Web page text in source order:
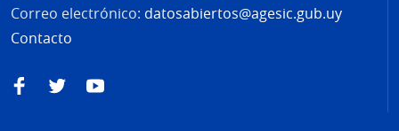
Correo electrónico: datosabiertos@agesic.gub.uy
Contacto
FacebookTwitterYouTube